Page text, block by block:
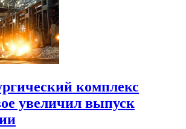
комплекс
увеличил выпуск